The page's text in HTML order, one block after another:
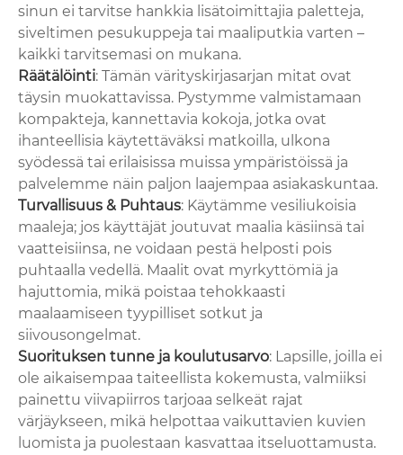
sinun ei tarvitse hankkia lisätoimittajia paletteja,
siveltimen pesukuppeja tai maaliputkia varten –
kaikki tarvitsemasi on mukana.
Räätälöinti: Tämän värityskirjasarjan mitat ovat
täysin muokattavissa. Pystymme valmistamaan
kompakteja, kannettavia kokoja, jotka ovat
ihanteellisia käytettäväksi matkoilla, ulkona
syödessä tai erilaisissa muissa ympäristöissä ja
palvelemme näin paljon laajempaa asiakaskuntaa.
Turvallisuus & Puhtaus: Käytämme vesiliukoisia
maaleja; jos käyttäjät joutuvat maalia käsiinsä tai
vaatteisiinsa, ne voidaan pestä helposti pois
puhtaalla vedellä. Maalit ovat myrkyttömiä ja
hajuttomia, mikä poistaa tehokkaasti
maalaamiseen tyypilliset sotkut ja
siivousongelmat.
Suorituksen tunne ja koulutusarvo: Lapsille, joilla ei
ole aikaisempaa taiteellista kokemusta, valmiiksi
painettu viivapiirros tarjoaa selkeät rajat
värjäykseen, mikä helpottaa vaikuttavien kuvien
luomista ja puolestaan ​​kasvattaa itseluottamusta.